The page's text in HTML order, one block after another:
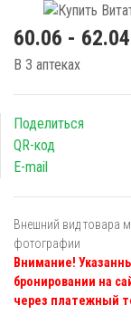
60.06 -
В 3 аптеках
Поделиться
QR-код
E-mail
Внешний вид товара
фотографии
Внимание!
бронировании на
через платежный